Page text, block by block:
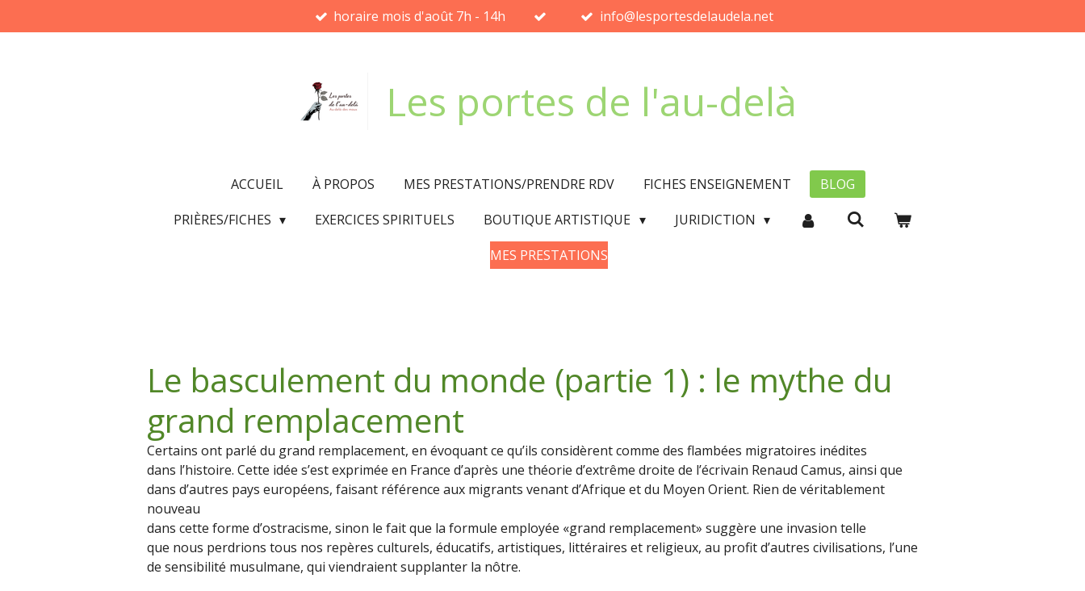
au
horaire mois d'août 7h - 14h info@lesportesdelaudela.net
Les portes de l'au-delà
ACCUEIL À PROPOS MES PRESTATIONS/PRENDRE RDV FICHES ENSEIGNEMENT
BLOG
PRIÈRES/FICHES
EXERCICES SPIRITUELS BOUTIQUE ARTISTIQUE
JURIDICTION
MES PRESTATIONS
Le basculement du monde (partie 1) : le mythe du
grand remplacement
Certains ont parlé du grand remplacement, en évoquant ce qu’ils considèrent comme des flambées migratoires inédites
dans l’histoire. Cette idée s’est exprimée en France d’après une théorie d’extrême droite de l’écrivain Renaud Camus, ainsi que
dans d’autres pays européens, faisant référence aux migrants venant d’Afrique et du Moyen Orient. Rien de véritablement
nouveau
dans cette forme d’ostracisme, sinon le fait que la formule employée «grand remplacement» suggère une invasion telle
que nous perdrions tous nos repères culturels, éducatifs, artistiques, littéraires et religieux, au profit d’autres civilisations, l’une
de sensibilité musulmane, qui viendraient supplanter la nôtre.